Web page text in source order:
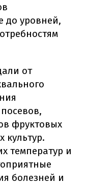
до уровней,
от
фруктовых
культур.
температур и
болезней и